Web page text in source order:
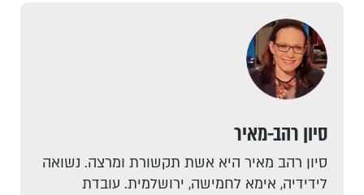
סיון רהב-מאיר
סיון רהב מאיר היא אשת תקשורת ומרצה. נשואה
לידידיה, אימא לחמישה, ירושלמית. עובדת